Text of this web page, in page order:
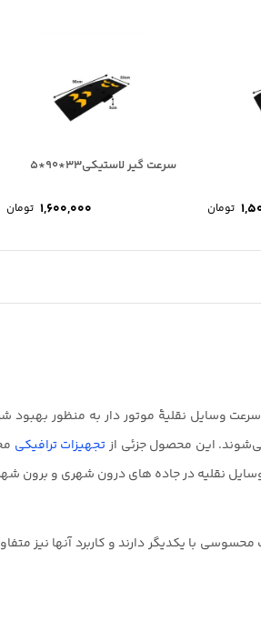
تومان
سرعت گیر لاستیکی33*90*5
1,600,000 تومان
وسایل نقلیهٔ موتور دار به منظور بهبود
تجهیزات ترافیکی
نقلیه در جاده های درون شهری و برون
با یکدیگر دارند و کاربرد آنها نیز